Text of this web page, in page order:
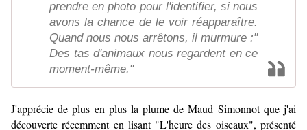
prendre en photo pour l'identifier, si nous
avons la chance de le voir réapparaître.
Quand nous nous arrêtons, il murmure :"
Des tas d'animaux nous regardent en ce
moment-même."
J'apprécie de plus en plus la plume de Maud Simonnot que j'ai
découverte récemment en lisant"L'heure des oiseaux", présenté